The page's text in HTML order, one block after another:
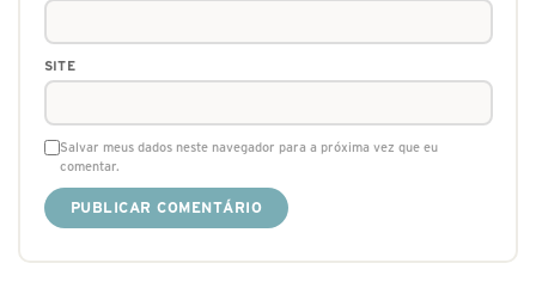
SITE
Salvar meus dados neste navegador para a próxima vez que eu
comentar.